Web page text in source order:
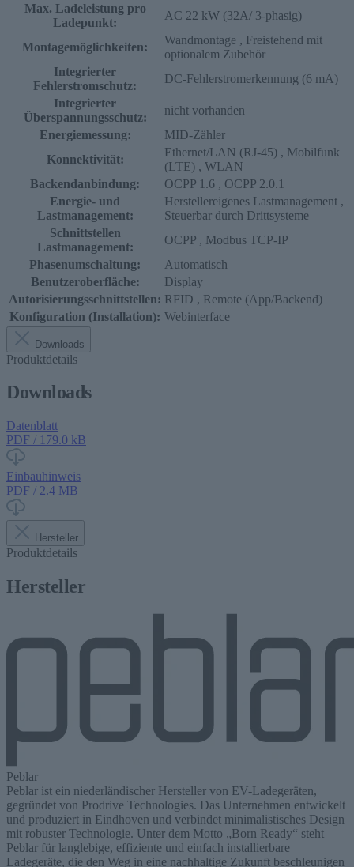
Max. Ladeleistung pro
Ladepunkt:
AC 22 kW (32A/ 3-phasig)
Montagemöglichkeiten:
Wandmontage , Freistehend mit
optionalem Zubehör
Integrierter
Fehlerstromschutz:
DC-Fehlerstromerkennung (6 mA)
Integrierter
Überspannungsschutz:
nicht vorhanden
Energiemessung:
MID-Zähler
Konnektivität:
Ethernet/LAN (RJ-45) , Mobilfunk
(LTE) , WLAN
Backendanbindung:
OCPP 1.6 , OCPP 2.0.1
Energie- und
Lastmanagement:
Herstellereigenes Lastmanagement ,
Steuerbar durch Drittsysteme
Schnittstellen
Lastmanagement:
OCPP , Modbus TCP-IP
Phasenumschaltung:
Automatisch
Benutzeroberfläche:
Display
Autorisierungsschnittstellen: RFID , Remote (App/Backend)
Konfiguration (Installation): Webinterface
Downloads
Produktdetails
Downloads
Datenblatt
PDF / 179.0 kB
Einbauhinweis
PDF / 2.4 MB
Hersteller
Produktdetails
Hersteller
Peblar
Peblar ist ein niederländischer Hersteller von EV-Ladegeräten,
gegründet von Prodrive Technologies. Das Unternehmen entwickelt
und produziert in Eindhoven und verbindet minimalistisches Design
mit robuster Technologie. Unter dem Motto „Born Ready“ steht
Peblar für langlebige, effiziente und einfach installierbare
Ladegeräte, die den Weg in eine nachhaltige Zukunft beschleunigen